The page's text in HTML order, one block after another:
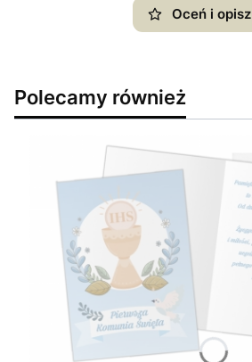
Oceń i opisz
Polecamy również